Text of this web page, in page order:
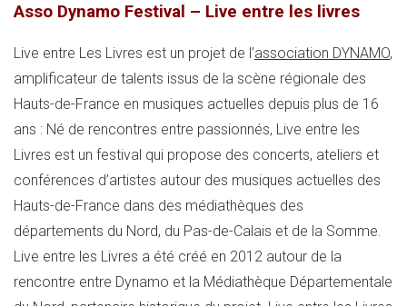
Asso Dynamo Festival – Live entre les livres
Live entre Les Livres est un projet de l’association DYNAMO,
amplificateur de talents issus de la scène régionale des
Hauts-de-France en musiques actuelles depuis plus de 16
ans : Né de rencontres entre passionnés, Live entre les
Livres est un festival qui propose des concerts, ateliers et
conférences d’artistes autour des musiques actuelles des
Hauts-de-France dans des médiathèques des
départements du Nord, du Pas-de-Calais et de la Somme.
Live entre les Livres a été créé en 2012 autour de la
rencontre entre Dynamo et la Médiathèque Départementale